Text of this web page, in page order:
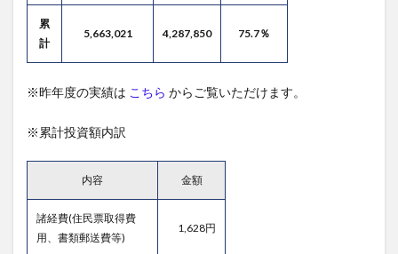
累
計
5,663,021 4,287,850 75.7％
※昨年度の実績は こちら からご覧いただけます。
※累計投資額内訳
内容 金額
諸経費(住民票取得費
用、書類郵送費等)
1,628円